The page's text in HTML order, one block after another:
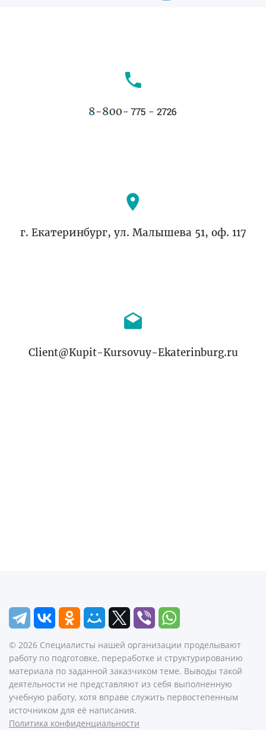
г. Екатеринбург, ул. Малышева 51, оф. 117
Client@Kupit-Kursovuy-Ekaterinburg.ru
© 2026 Специалисты нашей организации проделывают
работу по подготовке, переработке и структурированию
материала по заданной заказчиком теме. Выводы такой
деятельности не представляют из себя выполненную
учебную работу, хотя вправе служить первостепенным
источником для её написания.
Политика конфиденциальности